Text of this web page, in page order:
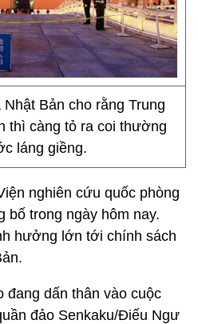
Bản cho rằng Trung
thì càng tỏ ra coi thường
láng giềng.
nghiên cứu quốc phòng
bố trong ngày hôm nay.
hưởng lớn tới chính sách
đang dấn thân vào cuộc
đảo Senkaku/Điếu Ngư